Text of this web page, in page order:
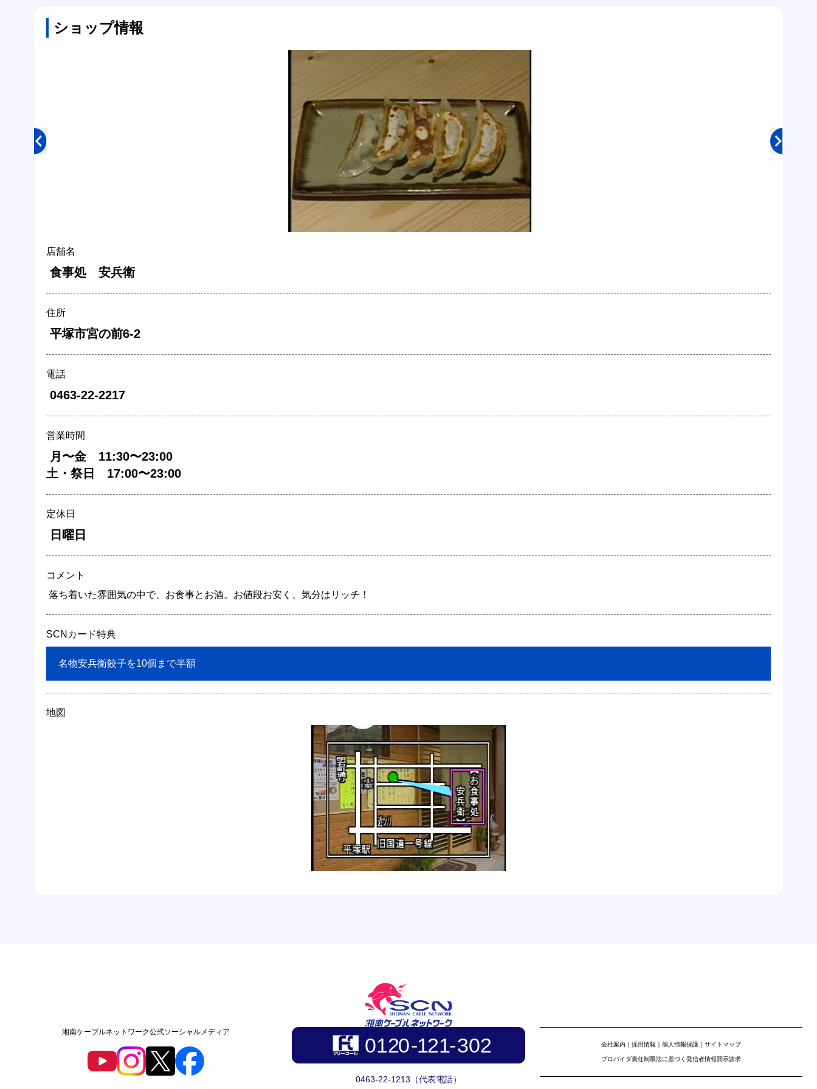
ショップ情報
店舗名
食事処　安兵衛
住所
平塚市宮の前6-2
電話
0463-22-2217
営業時間
土・祭日　17:00〜23:00
定休日
日曜日
コメント
落ち着いた雰囲気の中で、お食事とお酒。お値段お安く、気分はリッチ！
SCNカード特典
名物安兵衛餃子を10個まで半額
地図
湘南ケーブルネットワーク公式ソーシャルメディア
0463-22-1213（代表電話）
会社案内 ｜ 採用情報 ｜ 個人情報保護 ｜ サイトマップ
プロバイダ責任制限法に基づく発信者情報開示請求